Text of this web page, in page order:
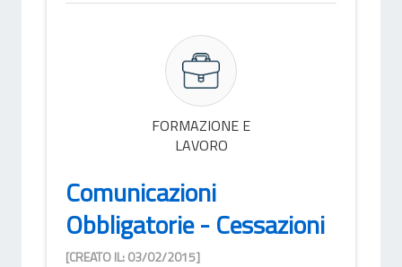
FORMAZIONE E
LAVORO
Comunicazioni
Obbligatorie - Cessazioni
[CREATO IL: 03/02/2015]